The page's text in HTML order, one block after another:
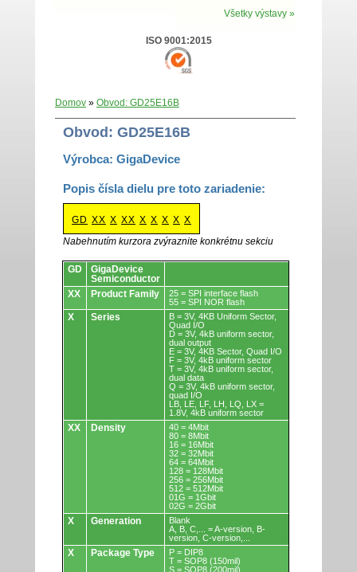
Všetky výstavy »
ISO 9001:2015
Domov » Obvod: GD25E16B
Obvod: GD25E16B
Výrobca: GigaDevice
Popis čísla dielu pre toto zariadenie:
GD XX X XX X X X X X
Nabehnutím kurzora zvýraznite konkrétnu sekciu
Obvody.
GD
GigaDevice
Semiconductor
XX
Product Family
25 = SPI interface flash
55 = SPI NOR flash
X Series
B = 3V, 4KB Uniform Sector,
Quad I/O
D = 3V, 4kB uniform sector,
dual output
E = 3V, 4KB Sector, Quad I/O
F = 3V, 4kB uniform sector
T = 3V, 4kB uniform sector,
dual data
Q = 3V, 4kB uniform sector,
quad I/O
LB, LE, LF, LH, LQ, LX =
1.8V, 4kB uniform sector
XX Density
40 = 4Mbit
80 = 8Mbit
16 = 16Mbit
32 = 32Mbit
64 = 64Mbit
128 = 128Mbit
256 = 256Mbit
512 = 512Mbit
01G = 1Gbit
02G = 2Gbit
X Generation
Blank
A, B, C,... = A-version, B-
version, C-version,...
X Package Type
P = DIP8
T = SOP8 (150mil)
S = SOP8 (200mil)